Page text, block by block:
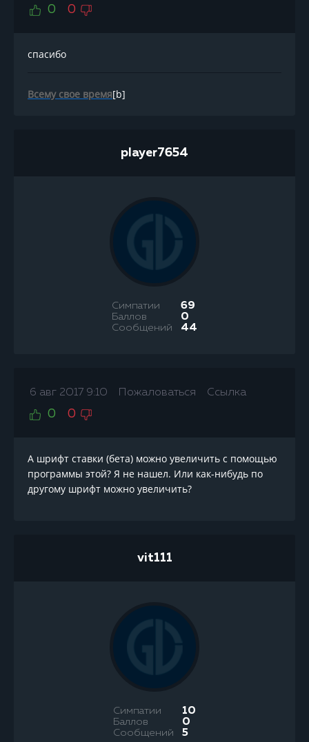
0 0
спасибо
Всему свое время[b]
player7654
Симпатии 69
Баллов 0
Сообщений 44
6 авг 2017 9:10 Пожаловаться Ссылка
0 0
А шрифт ставки (бета) можно увеличить с помощью
программы этой? Я не нашел. Или как-нибудь по
другому шрифт можно увеличить?
vit111
Симпатии 10
Баллов 0
Сообщений 5